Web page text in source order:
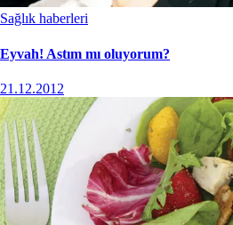
Sağlık haberleri
Eyvah! Astım mı oluyorum?
21.12.2012